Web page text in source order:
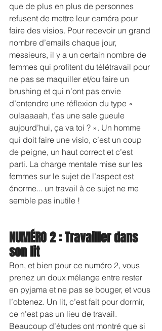
que de plus en plus de personnes
refusent de mettre leur caméra pour
faire des visios. Pour recevoir un grand
nombre d’emails chaque jour,
messieurs, il y a un certain nombre de
femmes qui profitent du télétravail pour
ne pas se maquiller et/ou faire un
brushing et qui n’ont pas envie
d’entendre une réflexion du type «
oulaaaaah, t’as une sale gueule
aujourd’hui, ça va toi ? ». Un homme
qui doit faire une visio, c’est un coup
de peigne, un haut correct et c’est
parti. La charge mentale mise sur les
femmes sur le sujet de l’aspect est
énorme... un travail à ce sujet ne me
semble pas inutile !
NUMÉRO 2 : Travailler dans
son lit
Bon, et bien pour ce numéro 2, vous
prenez un doux mélange entre rester
en pyjama et ne pas se bouger, et vous
l’obtenez. Un lit, c’est fait pour dormir,
ce n’est pas un lieu de travail.
Beaucoup d’études ont montré que si